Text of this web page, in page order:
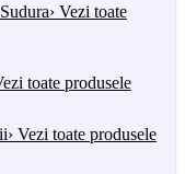
› Vezi toate
toate produsele
› Vezi toate produsele